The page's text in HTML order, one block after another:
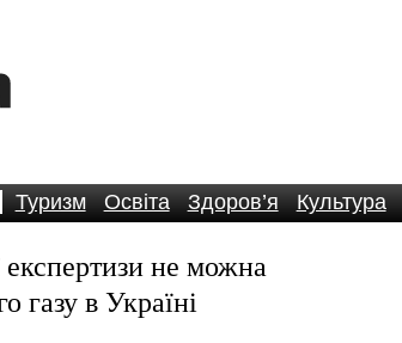
Туризм Освіта Здоров’я Культура
експертизи не можна
газу в Україні